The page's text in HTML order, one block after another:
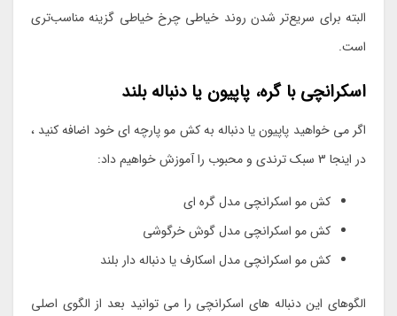
البته برای سریع‌تر شدن روند خیاطی چرخ خیاطی گزینه مناسب‌تری
است.
اسکرانچی با گره، پاپیون یا دنباله بلند
اگر می خواهید پاپیون یا دنباله به کش مو پارچه ای خود اضافه کنید ،
در اینجا 3 سبک ترندی و محبوب را آموزش خواهیم داد:
کش مو اسکرانچی مدل گره ای
کش مو اسکرانچی مدل گوش خرگوشی
کش مو اسکرانچی مدل اسکارف یا دنباله دار بلند
الگوهای این دنباله های اسکرانچی را می توانید بعد از الگوی اصلی